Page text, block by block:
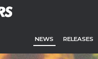
NEWS RELEASES